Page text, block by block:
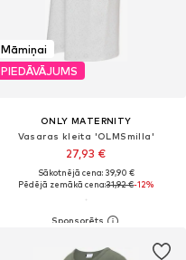
Māmiņai
PIEDĀVĀJUMS
ONLY MATERNITY
Vasaras kleita 'OLMSmilla'
27,93 €
Sākotnējā cena: 39,90 €
Pēdējā zemākā cena:31,92 €-12%